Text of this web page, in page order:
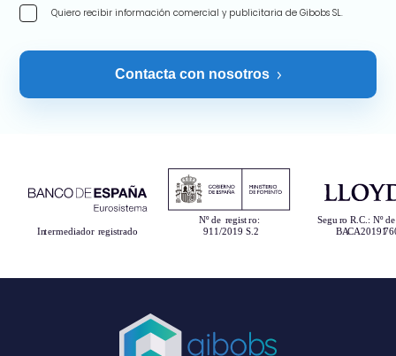
Quiero recibir información comercial y publicitaria de Gibobs SL.
Contacta con nosotros